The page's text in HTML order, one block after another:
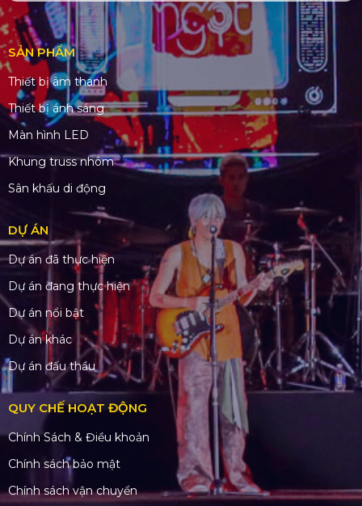
SẢN PHẨM
Thiết bị âm thanh
Thiết bị ánh sáng
Màn hình LED
Khung truss nhôm
Sân khấu di động
DỰ ÁN
Dự án đã thực hiện
Dự án đang thực hiện
Dự án nổi bật
Dự án khác
Dự án đấu thầu
QUY CHẾ HOẠT ĐỘNG
Chính Sách & Điều khoản
Chính sách bảo mật
Chính sách vận chuyển